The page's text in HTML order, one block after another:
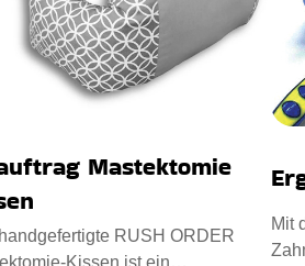
Mastektomie
RUSH ORDER
Kissen ist ein
Mit